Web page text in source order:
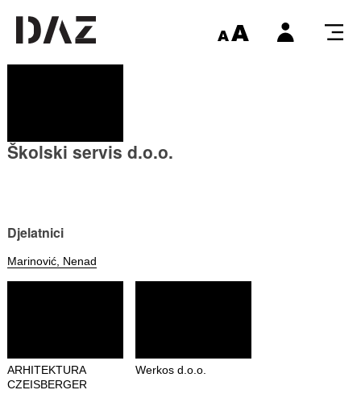
Školski servis d.o.o.
Djelatnici
Marinović, Nenad
ARHITEKTURA
CZEISBERGER
Werkos d.o.o.